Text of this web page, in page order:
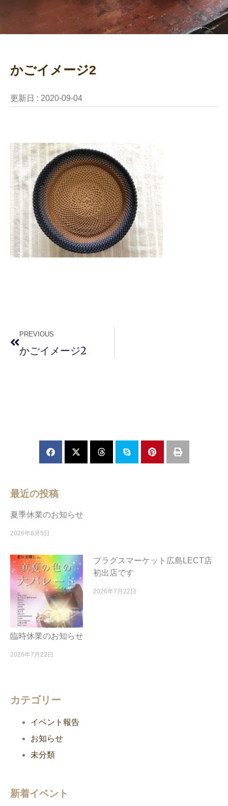
かごイメージ2
更新日 : 2020-09-04
PREVIOUS
かごイメージ2
最近の投稿
夏季休業のお知らせ
2026年8月5日
プラグスマーケット広島LECT店
初出店です
2026年7月22日
臨時休業のお知らせ
2026年7月22日
カテゴリー
イベント報告
お知らせ
未分類
新着イベント